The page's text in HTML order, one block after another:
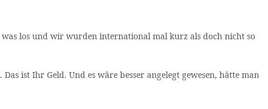
los und wir wurden international mal kurz als doch nicht so
ist Ihr Geld. Und es wäre besser angelegt gewesen, hätte man